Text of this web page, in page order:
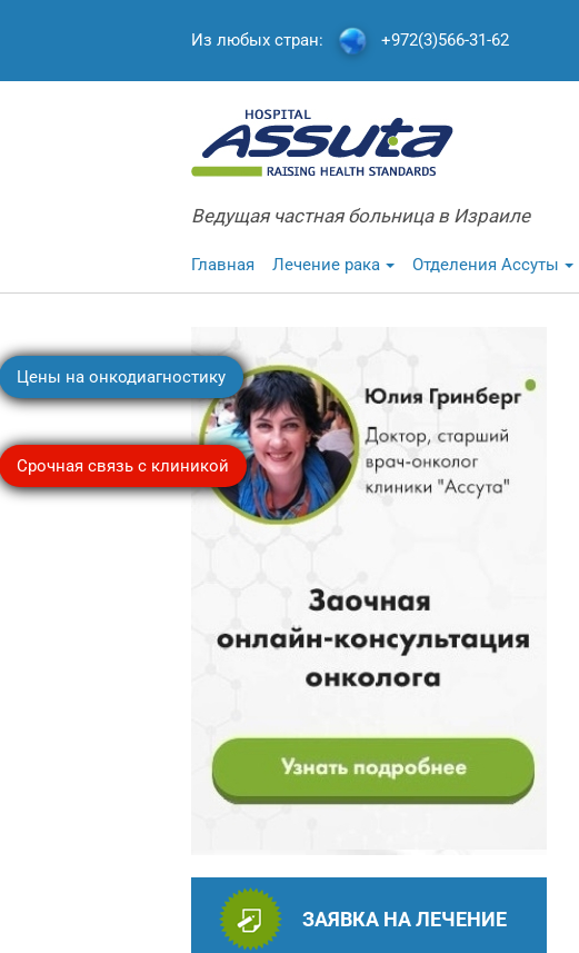
Из любых стран: +972(3)566-31-62
Ведущая частная больница в Израиле
Главная Лечение рака Отделения Ассуты
ЗАЯВКА НА ЛЕЧЕНИЕ
Цены на онкодиагностику
Срочная связь с клиникой